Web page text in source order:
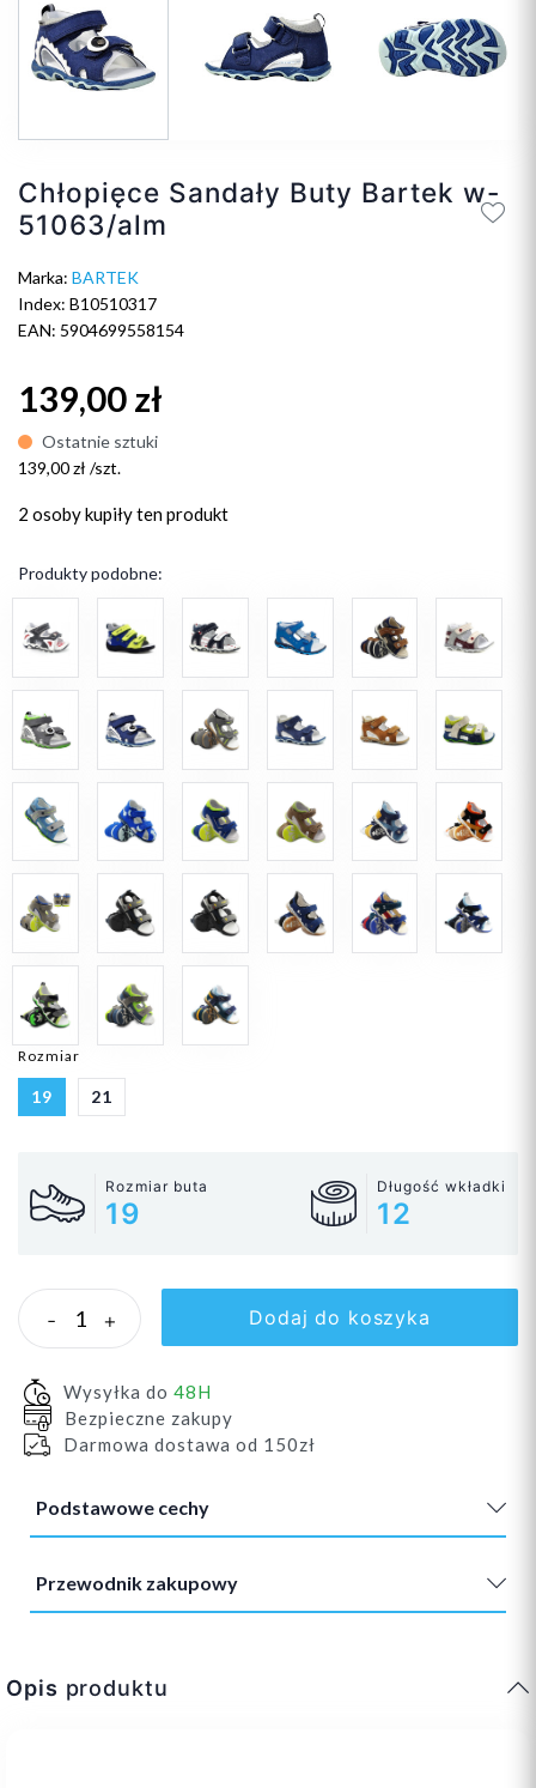
Chłopięce Sandały Buty Bartek w-
51063/alm
Marka: BARTEK
Index: B10510317
EAN: 5904699558154
139,00 zł
Ostatnie sztuki
139,00 zł /szt.
2 osobykupiły ten produkt
Produkty podobne:
Rozmiar
19 21
Rozmiar buta
19
Długość wkładki
12
- + Dodaj do koszyka
Wysyłka do 48H
Bezpieczne zakupy
Darmowa dostawa od 150zł
Podstawowe cechy
Przewodnik zakupowy
Opis produktu